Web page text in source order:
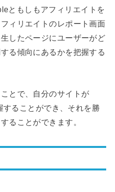
ともしもアフィリエイトを
ィリエイトのレポート画面
したページにユーザーがど
る傾向にあるかを把握する
とで、自分のサイトが
ることができ、それを勝
ることができます。